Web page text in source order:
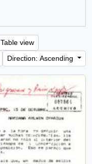
Table view
Direction: Ascending